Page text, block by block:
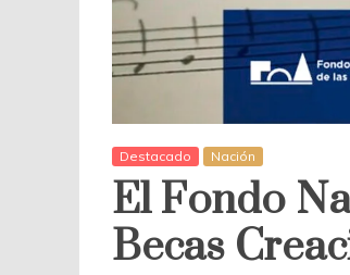
Destacado Nación
El Fondo
Becas